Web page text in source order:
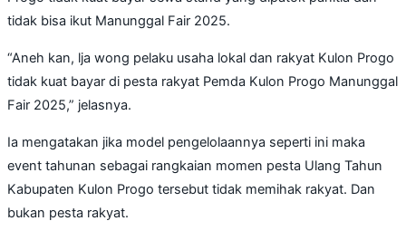
tidak bisa ikut Manunggal Fair 2025.
“Aneh kan, lja wong pelaku usaha lokal dan rakyat Kulon Progo
tidak kuat bayar di pesta rakyat Pemda Kulon Progo Manunggal
Fair 2025,” jelasnya.
Ia mengatakan jika model pengelolaannya seperti ini maka
event tahunan sebagai rangkaian momen pesta Ulang Tahun
Kabupaten Kulon Progo tersebut tidak memihak rakyat. Dan
bukan pesta rakyat.